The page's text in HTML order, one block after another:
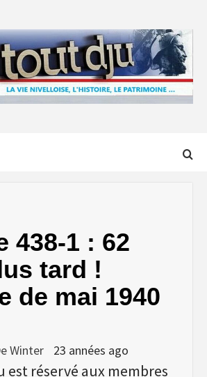
438-1 : 62
tard !
de mai 1940
Winter 23 années ago
est réservé aux membres